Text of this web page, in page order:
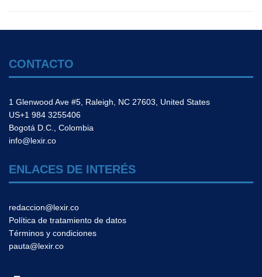
CONTACTO
1 Glenwood Ave #5, Raleigh, NC 27603, United States
US+1 984 3255406
Bogotá D.C., Colombia
info@lexir.co
ENLACES DE INTERÉS
redaccion@lexir.co
Política de tratamiento de datos
Términos y condiciones
pauta@lexir.co